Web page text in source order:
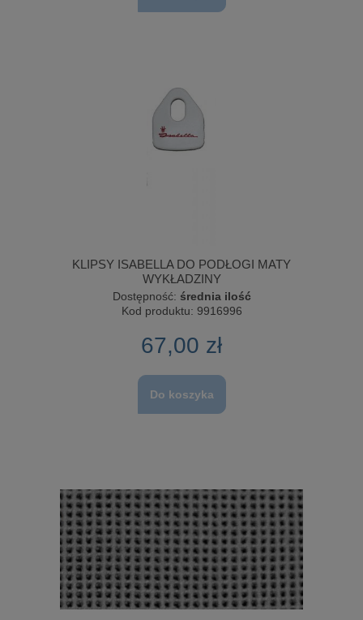
KLIPSY ISABELLA DO PODŁOGI MATY
WYKŁADZINY
Dostępność: średnia ilość
Kod produktu: 9916996
67,00 zł
Do koszyka